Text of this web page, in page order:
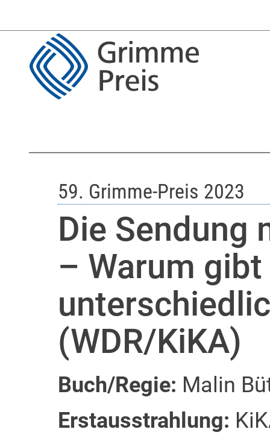
59. Grimme-Preis 2023
Die Sendung
– Warum gibt
(WDR/KiKA)
Buch/Regie: Malin
Erstausstrahlung: